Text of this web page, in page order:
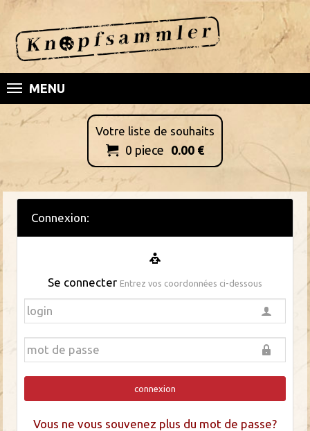
MENU
Votre liste de souhaits
 0 piece 0.00 €
Connexion:
Se connecter Entrez vos coordonnées ci-dessous
connexion
Vous ne vous souvenez plus du mot de passe?